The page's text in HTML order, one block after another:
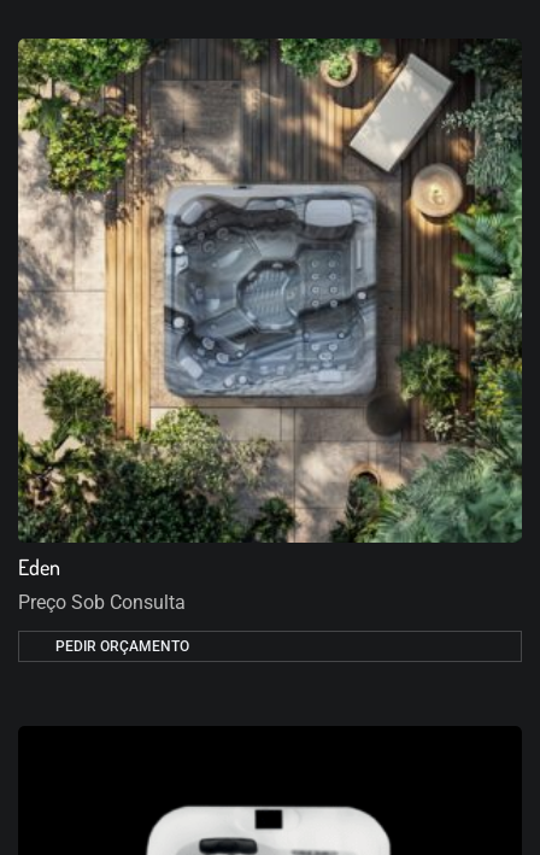
Eden
Preço Sob Consulta
PEDIR ORÇAMENTO